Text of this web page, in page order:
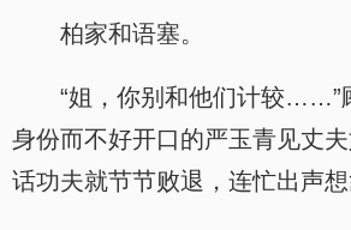
柏家和语塞。
“姐，你别和他们计较……”
身份而不好开口的严玉青见丈
话功夫就节节败退，连忙出声想